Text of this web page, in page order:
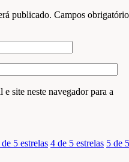
publicado. Campos
site neste navegador para a
5 estrelas 4 de 5 estrelas 5 de 5